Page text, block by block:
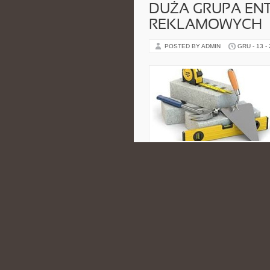
DUŻA GRUPA
REKLAMOWYCH
POSTED BY ADMIN GRU - 13 -